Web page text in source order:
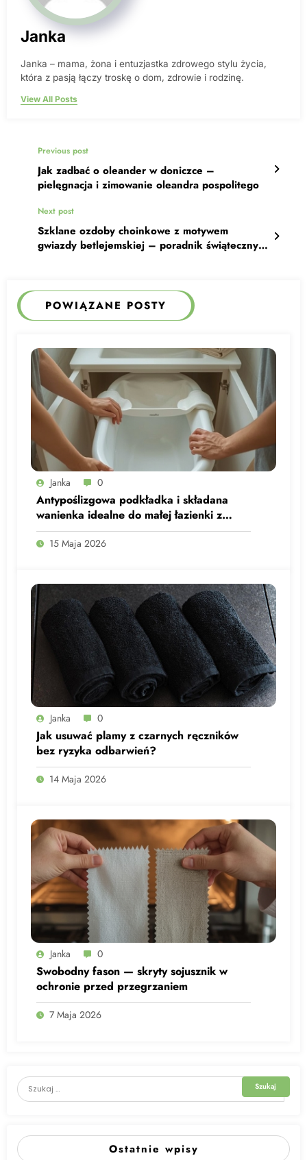
Janka
Janka – mama, żona i entuzjastka zdrowego stylu życia,
która z pasją łączy troskę o dom, zdrowie i rodzinę.
View All Posts
Previous post
Jak zadbać o oleander w doniczce –
pielęgnacja i zimowanie oleandra pospolitego
Next post
Szklane ozdoby choinkowe z motywem
gwiazdy betlejemskiej – poradnik świąteczny
POWIĄZANE POSTY
Janka 0
Antypoślizgowa podkładka i składana
wanienka idealne do małej łazienki z
maluchem
15 Maja 2026
Janka 0
Jak usuwać plamy z czarnych ręczników
bez ryzyka odbarwień?
14 Maja 2026
Janka 0
Swobodny fason — skryty sojusznik w
ochronie przed przegrzaniem
7 Maja 2026
Ostatnie wpisy